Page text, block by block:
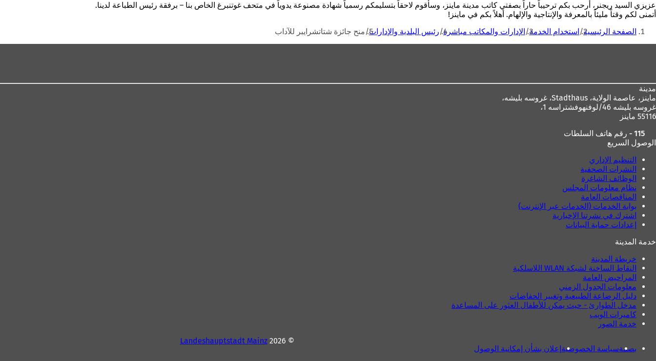
عزيزي السيد ريجنر، أرحب بكم ترحيباً حاراً بصفتي كاتب مدينة ماينز، وسأقوم لاحقاً بتسليمكم رسمياً شهادة مصنوعة يدوياً في متحف غوتنبرغ الخاص بنا – برفقة رئيس الطباعة لدينا.
أتمنى لكم وقتاً مليئاً بالمعرفة والإنتاجية والإلهام. أهلاً بكم في ماينز!
أنت الصفحة الرئيسية استخدام الخدمة الإدارات والمكاتب مباشرة رئيس البلدية والإدارات منح جائزة شتاتشرايبر للآداب
مدينة
ماينز، عاصمة الولاية،
غروسه بليشه 46/لوفنهوفشتراسه 1،
55116 ماينز
115 - رقم هاتف السلطات
الوصول السريع
التنظيم الإداري
النشرات الصحفية
الوظائف الشاغرة
نظام معلومات المجلس
المناقصات العامة
بوابة الخدمات (الخدمات عبر الإنترنت)
اشترك في نشرتنا الإخبارية
إعدادات حماية البيانات
خدمة المدينة
خريطة المدينة
النقاط الساخنة لشبكة WLAN اللاسلكية
المراحيض العامة
معلومات الجدول الزمني
دليل الرضاعة الطبيعية وتغيير الحفاضات
مدخل الطوارئ - حيث يمكن للأطفال العثور على المساعدة
كاميرات الويب
خدمة الصور
بصمةسياسة الخصوصيةإعلان بشأن إمكانية الوصول
© 2026
Landeshauptstadt Mainz